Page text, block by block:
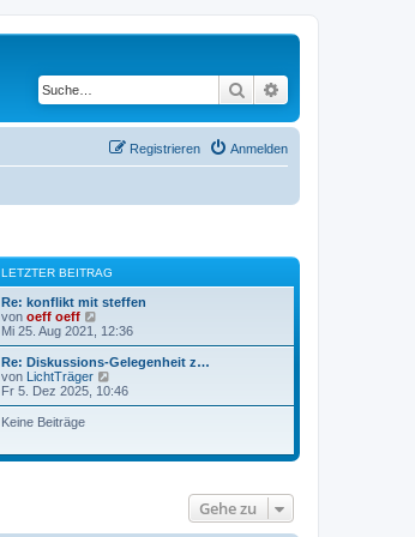
Suche
Anmelden
Registrieren
LETZTER BEITRAG
Re: konflikt mit steffen
von oeff oeff
e
u
e
s
t
i
Mi 25. Aug 2021, 12:36
Re: Diskussions-Gelegenheit z…
von LichtTräger
e
u
e
t
Fr 5. Dez 2025, 10:46
Keine Beiträge
Gehe zu